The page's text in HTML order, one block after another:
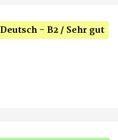
Deutsch - B2 / Sehr gut